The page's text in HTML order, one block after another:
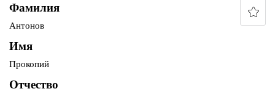
Фамилия
Антонов
Имя
Прокопий
Отчество